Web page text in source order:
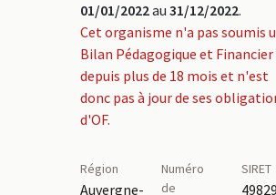
01/01/2022au 31/12/2022.
Cet organisme n'a pas soumis
Bilan Pédagogique et Financier
depuis plus de 18 mois et n'est
donc pas à jour de ses
d'OF.
Région
Auvergne-
Numéro
de
SIRET